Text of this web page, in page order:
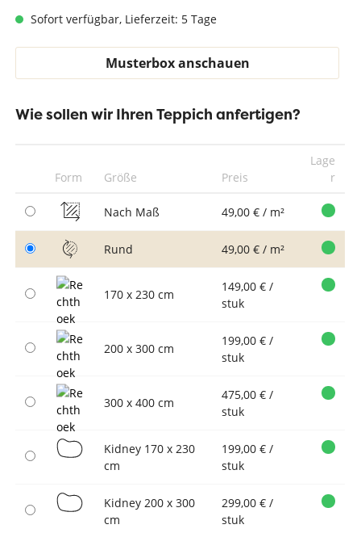
Sofort verfügbar, Lieferzeit: 5 Tage
Musterbox anschauen
Wie sollen wir Ihren Teppich anfertigen?
Form Größe Preis
Lage
r
Nach Maß 49,00 € / m²
Rund 49,00 € / m²
170 x 230 cm
149,00 € /
stuk
200 x 300 cm
199,00 € /
stuk
300 x 400 cm
475,00 € /
stuk
Kidney 170 x 230
cm
199,00 € /
stuk
Kidney 200 x 300
cm
299,00 € /
stuk